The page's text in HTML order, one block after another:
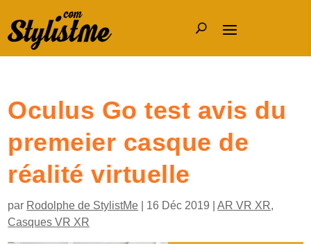
Oculus Go test avis du
premeier casque de
réalité virtuelle
par Rodolphe de StylistMe 16 Déc 2019 |AR VR XR,
Casques VR XR